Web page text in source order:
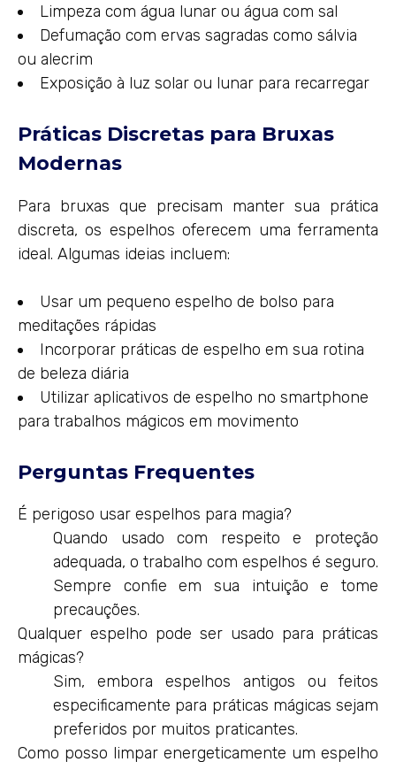
Limpeza com água lunar ou água com sal
Defumação com ervas sagradas como sálvia
ou alecrim
Exposição à luz solar ou lunar para recarregar
Práticas Discretas para Bruxas
Modernas
Para bruxas que precisam manter sua prática
discreta, os espelhos oferecem uma ferramenta
ideal. Algumas ideias incluem:
Usar um pequeno espelho de bolso para
meditações rápidas
Incorporar práticas de espelho em sua rotina
de beleza diária
Utilizar aplicativos de espelho no smartphone
para trabalhos mágicos em movimento
Perguntas Frequentes
É perigoso usar espelhos para magia?
Quando usado com respeito e proteção
adequada, o trabalho com espelhos é seguro.
Sempre confie em sua intuição e tome
precauções.
Qualquer espelho pode ser usado para práticas
mágicas?
Sim, embora espelhos antigos ou feitos
especificamente para práticas mágicas sejam
preferidos por muitos praticantes.
Como posso limpar energeticamente um espelho